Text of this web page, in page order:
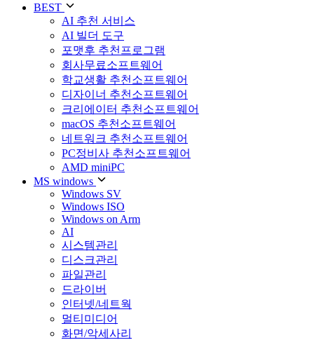
BEST
AI 추천 서비스
AI 빌더 도구
포맷후 추천프로그램
회사무료소프트웨어
학교생활 추천소프트웨어
디자이너 추천소프트웨어
크리에이터 추천소프트웨어
macOS 추천소프트웨어
네트워크 추천소프트웨어
PC정비사 추천소프트웨어
AMD miniPC
MS windows
Windows SV
Windows ISO
Windows on Arm
AI
시스템관리
디스크관리
파일관리
드라이버
인터넷/네트웍
멀티미디어
화면/악세사리